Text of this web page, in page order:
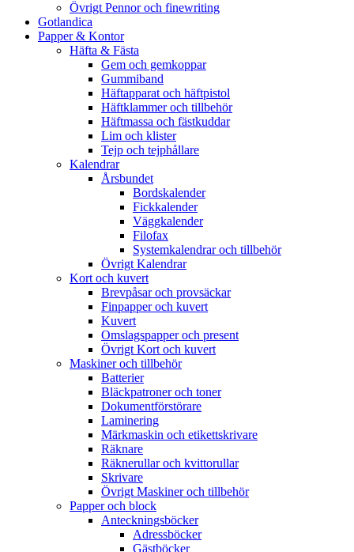
Övrigt Pennor och finewriting
Gotlandica
Papper & Kontor
Häfta & Fästa
Gem och gemkoppar
Gummiband
Häftapparat och häftpistol
Häftklammer och tillbehör
Häftmassa och fästkuddar
Lim och klister
Tejp och tejphållare
Kalendrar
Årsbundet
Bordskalender
Fickkalender
Väggkalender
Filofax
Systemkalendrar och tillbehör
Övrigt Kalendrar
Kort och kuvert
Brevpåsar och provsäckar
Finpapper och kuvert
Kuvert
Omslagspapper och present
Övrigt Kort och kuvert
Maskiner och tillbehör
Batterier
Bläckpatroner och toner
Dokumentförstörare
Laminering
Märkmaskin och etikettskrivare
Räknare
Räknerullar och kvittorullar
Skrivare
Övrigt Maskiner och tillbehör
Papper och block
Anteckningsböcker
Adressböcker
Gästböcker